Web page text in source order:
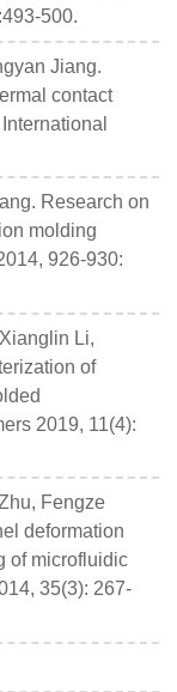
500.
Jiang.
contact
Research on
molding
926-930:
Li,
of
2019, 11(4):
Fengze
deformation
of microfluidic
35(3): 267-